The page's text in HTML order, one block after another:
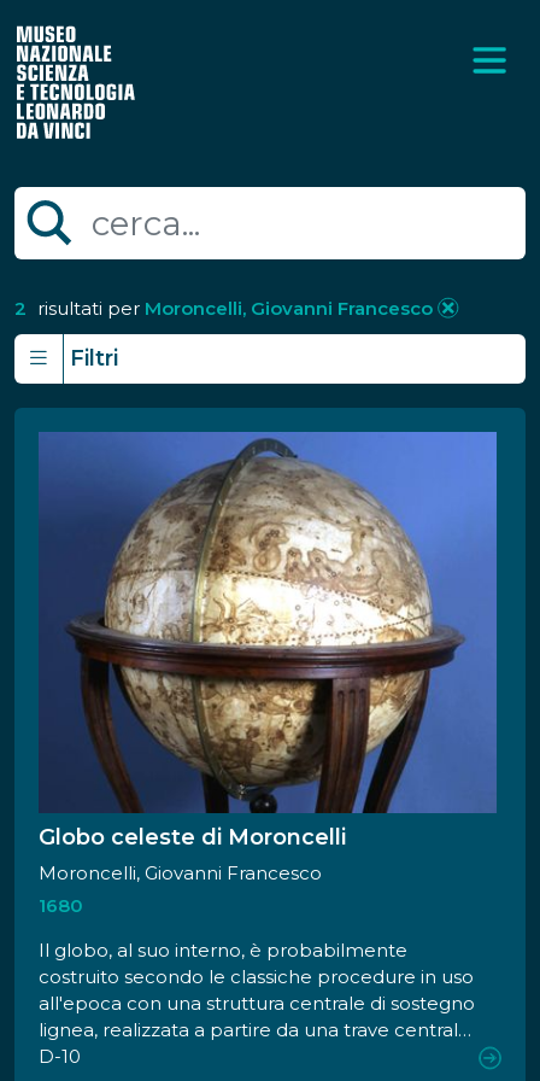
2 risultati per Moroncelli, Giovanni Francesco
Filtri
Globo celeste di Moroncelli
Moroncelli, Giovanni Francesco
1680
Il globo, al suo interno, è probabilmente
costruito secondo le classiche procedure in uso
all'epoca con una struttura centrale di sostegno
lignea, realizzata a partire da una trave centrale
di sezione quadrata alla quale, a diverse altezze,
D-10